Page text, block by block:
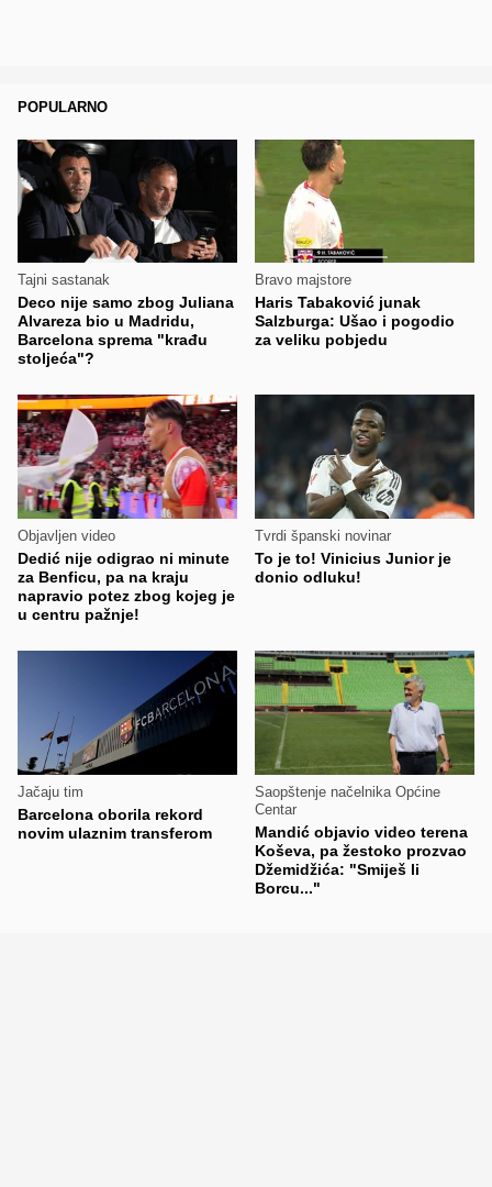
POPULARNO
Tajni sastanak
Deco nije samo zbog Juliana
Alvareza bio u Madridu,
Barcelona sprema "krađu
stoljeća"?
Bravo majstore
Haris Tabaković junak
Salzburga: Ušao i pogodio
za veliku pobjedu
Objavljen video
Dedić nije odigrao ni minute
za Benficu, pa na kraju
napravio potez zbog kojeg je
u centru pažnje!
Tvrdi španski novinar
To je to! Vinicius Junior je
donio odluku!
Jačaju tim
Barcelona oborila rekord
novim ulaznim transferom
Saopštenje načelnika Općine
Centar
Mandić objavio video terena
Koševa, pa žestoko prozvao
Džemidžića: "Smiješ li
Borcu..."